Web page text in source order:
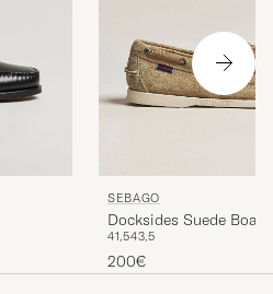
SEBAGO
Docksides Suede Boat
Camel
41,543,5
200€